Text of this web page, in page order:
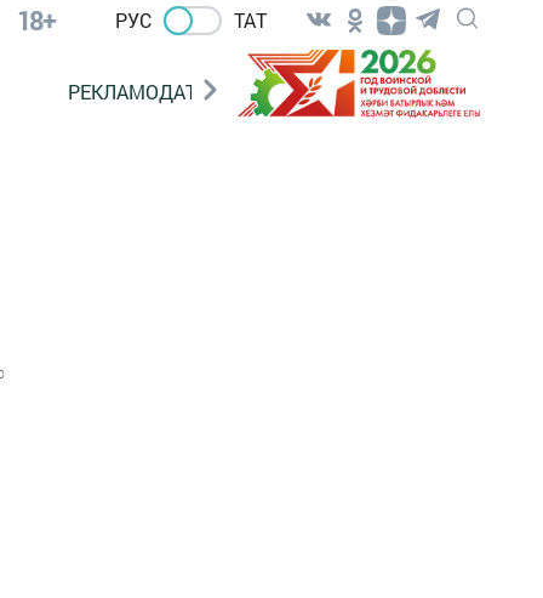
18+ РУС ТАТ
РЕКЛАМОДАТЕЛЯМ